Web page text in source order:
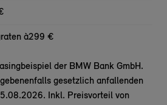
à299 €
der BMW Bank GmbH.
gesetzlich anfallenden
Inkl. Preisvorteil von